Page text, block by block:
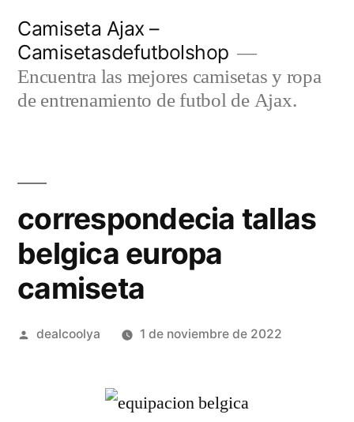
contenido
Camiseta Ajax –
Camisetasdefutbolshop
Encuentra las mejores camisetas y ropa
de entrenamiento de futbol de Ajax.
correspondecia tallas
belgica europa
camiseta
Publicado
dealcoolya 1 de noviembre de 2022